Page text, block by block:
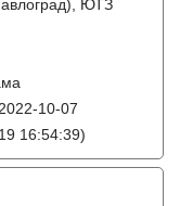
ЮТЗ
10-07
16:54:39)